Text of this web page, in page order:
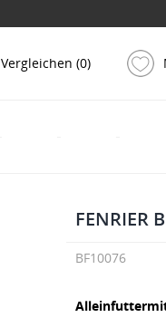
Vergleichen (0)
FENRIER
BF10076